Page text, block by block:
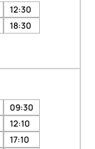
12:30
18:30
09:30
12:10
17:10